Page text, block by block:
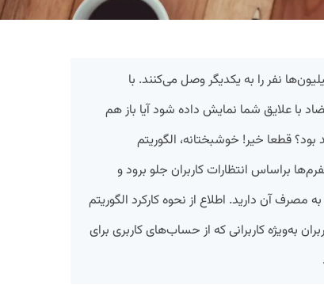
نفر را به یکدیگر وصل می‌کنند. با
با علایق شما نمایش داده شود آیا باز هم
قطعا خیر! خوشبختانه، الگوریتم
براساس انتظارات کاربران جلو برود و
مصرف آن دارید. اطلاع از نحوه کارکرد الگوریتم
به‌ویژه کاربرانی که از حساب‌های کاربری برای